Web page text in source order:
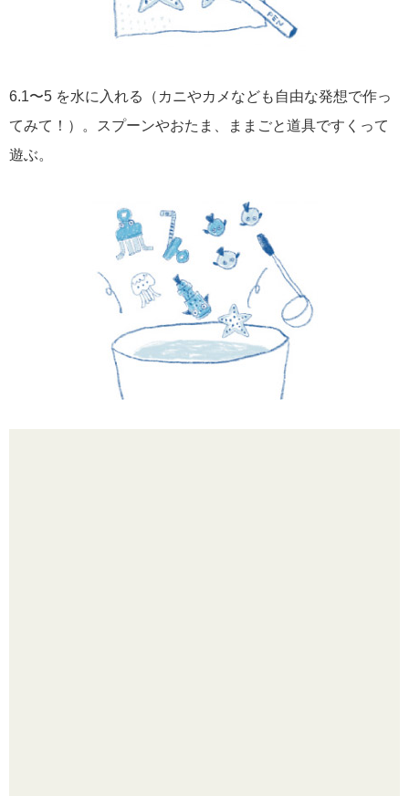
6.1〜5 を水に入れる（カニやカメなども自由な発想で作っ
てみて！）。スプーンやおたま、ままごと道具ですくって
遊ぶ。